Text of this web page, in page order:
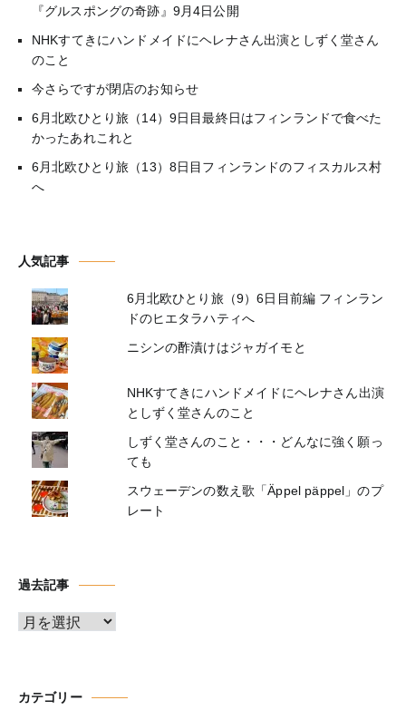
『グルスポングの奇跡』9月4日公開
NHKすてきにハンドメイドにヘレナさん出演としずく堂さん
のこと
今さらですが閉店のお知らせ
6月北欧ひとり旅（14）9日目最終日はフィンランドで食べた
かったあれこれと
6月北欧ひとり旅（13）8日目フィンランドのフィスカルス村
へ
人気記事
6月北欧ひとり旅（9）6日目前編 フィンラン
ドのヒエタラハティへ
ニシンの酢漬けはジャガイモと
NHKすてきにハンドメイドにヘレナさん出演
としずく堂さんのこと
しずく堂さんのこと・・・どんなに強く願っ
ても
スウェーデンの数え歌「Äppel päppel」のプ
レート
過去記事
ア
ブ
カテゴリー